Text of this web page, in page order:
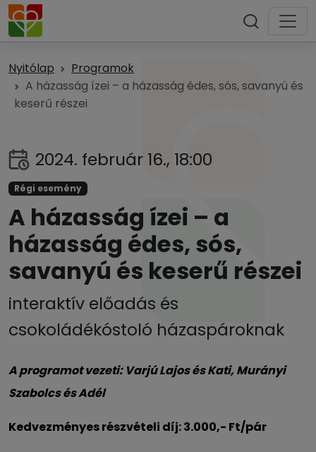
Nyitólap
Programok
A házasság ízei – a házasság édes, sós, savanyú és
keserű részei
2024. február 16., 18:00
Régi esemény
A házasság ízei – a
házasság édes, sós,
savanyú és keserű részei
interaktív előadás és
csokoládékóstoló házaspároknak
A programot vezeti: Varjú Lajos és Kati, Murányi
Szabolcs és Adél
Kedvezményes részvételi díj: 3.000,- Ft/pár